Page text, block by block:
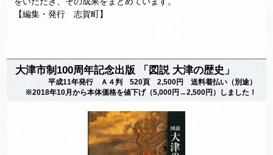
【編集・発行 志賀町】
大津市制100周年記念出版 「図説 大津の歴史」
平成11年発行 Ａ４判 520頁 2,500円 送料着払い（別途）
※2018年10月から本体価格を値下げ（5,000円→2,500円）しました！